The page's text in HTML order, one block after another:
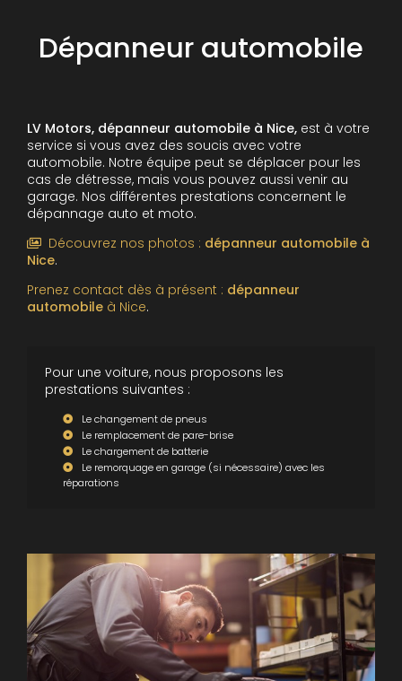
Dépanneur automobile
LV Motors, dépanneur automobile à Nice, est à votre
service si vous avez des soucis avec votre
automobile. Notre équipe peut se déplacer pour les
cas de détresse, mais vous pouvez aussi venir au
garage. Nos différentes prestations concernent le
dépannage auto et moto.
Découvrez nos photos : dépanneur automobile à
Nice.
Prenez contact dès à présent : dépanneur
automobile à Nice.
Pour une voiture, nous proposons les
prestations suivantes :
Le changement de pneus
Le remplacement de pare-brise
Le chargement de batterie
Le remorquage en garage (si nécessaire) avec les
réparations